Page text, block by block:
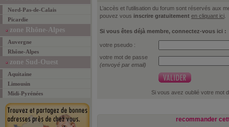
Nord-Pas-de-Calais
Picardie
zone Rhône-Alpes
Auvergne
Rhône-Alpes
zone Sud-Ouest
Aquitaine
Limousin
Midi-Pyrénées
L’accès et l’utilisation du forum sont réservés aux
pouvez vous inscrire gratuitement en cliquant ici
Si vous êtes déjà membre, connectez-vous ici :
votre pseudo :
votre mot de passe
(envoyé par email)
Si vous avez oublié votre mot
recommander